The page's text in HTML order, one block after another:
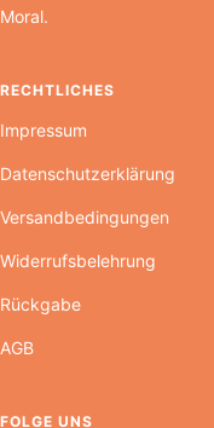
Moral.
RECHTLICHES
Impressum
Datenschutzerklärung
Versandbedingungen
Widerrufsbelehrung
Rückgabe
AGB
FOLGE UNS